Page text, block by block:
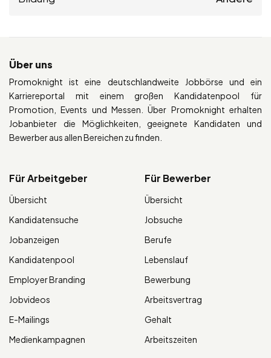
Über uns
Promoknight ist eine deutschlandweite Jobbörse und ein
Karriereportal mit einem großen Kandidatenpool für
Promotion, Events und Messen. Über Promoknight erhalten
Jobanbieter die Möglichkeiten, geeignete Kandidaten und
Bewerber aus allen Bereichen zu finden.
Für Arbeitgeber
Übersicht
Kandidatensuche
Jobanzeigen
Kandidatenpool
Employer Branding
Jobvideos
E-Mailings
Medienkampagnen
Für Bewerber
Übersicht
Jobsuche
Berufe
Lebenslauf
Bewerbung
Arbeitsvertrag
Gehalt
Arbeitszeiten